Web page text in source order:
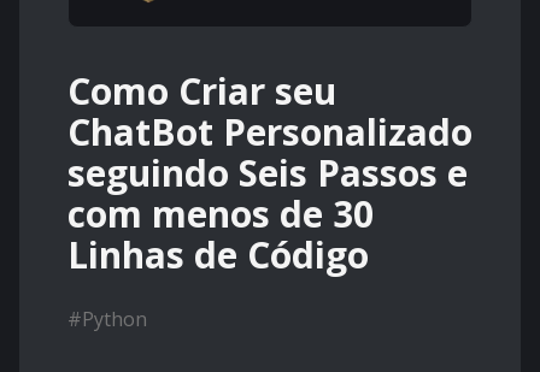
Como Criar seu
ChatBot Personalizado
seguindo Seis Passos e
com menos de 30
Linhas de Código
#Python